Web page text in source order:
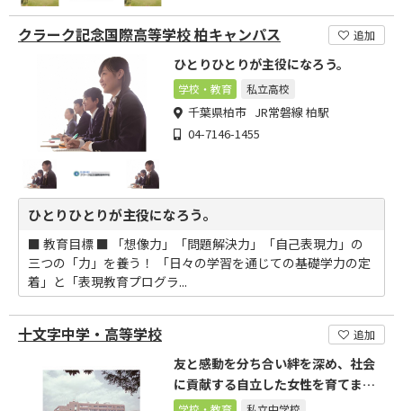
クラーク記念国際高等学校 柏キャンパス 追加
ひとりひとりが主役になろう。
学校・教育 私立高校
千葉県柏市 JR常磐線 柏駅
04-7146-1455
ひとりひとりが主役になろう。
■ 教育目標 ■ 「想像力」「問題解決力」「自己表現力」の
三つの「力」を養う！ 「日々の学習を通じての基礎学力の定
着」と「表現教育プログラ...
十文字中学・高等学校 追加
友と感動を分ち合い絆を深め、社会
に貢献する自立した女性を育てま
す。